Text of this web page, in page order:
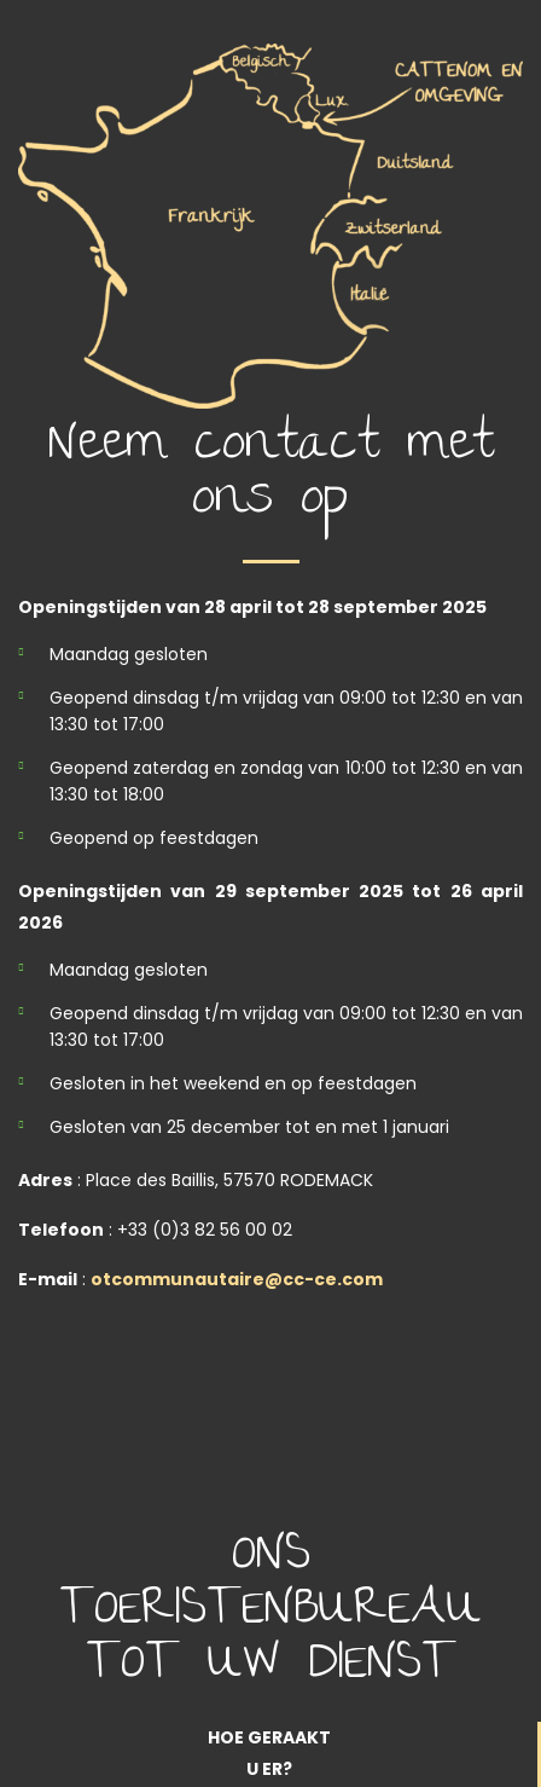
Neem contact met
ons op
Openingstijden van 28 april tot 28 september 2025
Maandag gesloten
Geopend dinsdag t/m vrijdag van 09:00 tot 12:30 en van
13:30 tot 17:00
Geopend zaterdag en zondag van 10:00 tot 12:30 en van
13:30 tot 18:00
Geopend op feestdagen
Openingstijden van 29 september 2025 tot 26 april
2026
Maandag gesloten
Geopend dinsdag t/m vrijdag van 09:00 tot 12:30 en van
13:30 tot 17:00
Gesloten in het weekend en op feestdagen
Gesloten van 25 december tot en met 1 januari
Adres : Place des Baillis, 57570 RODEMACK
Telefoon : +33 (0)3 82 56 00 02
E-mail : otcommunautaire@cc-ce.com
ONS
TOERISTENBUREAU
TOT UW DIENST
HOE GERAAKT
U ER?